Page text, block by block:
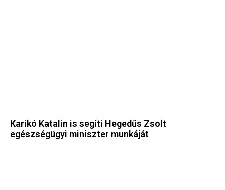
Karikó Katalin is segíti Hegedűs Zsolt
egészségügyi miniszter munkáját